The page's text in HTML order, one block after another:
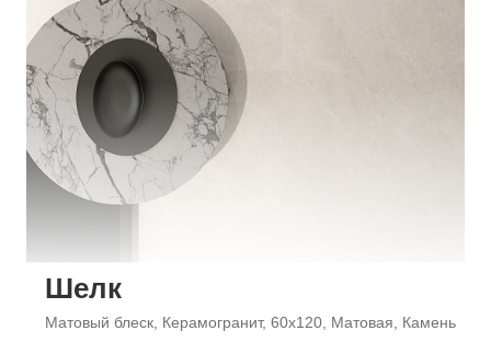
Шелк
Матовый блеск, Керамогранит, 60x120, Матовая, Камень